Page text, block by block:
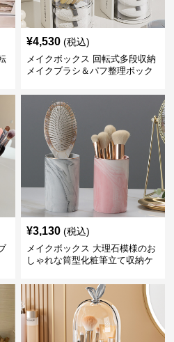
¥4,530 (税込)
メイクボックス 回転式多段収納
メイクブラシ＆パフ整理ボック
¥3,130 (税込)
メイクボックス 大理石模様のお
しゃれな筒型化粧筆立て収納ケ